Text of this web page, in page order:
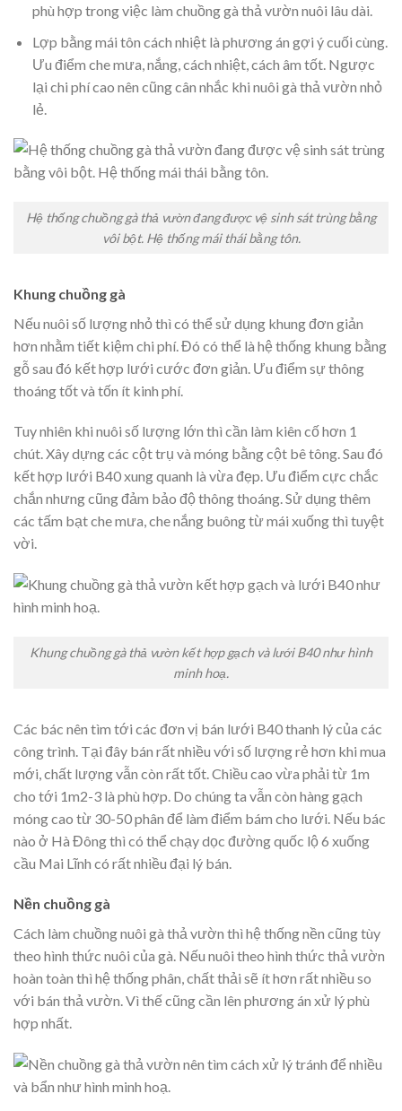
phù hợp trong việc làm chuồng gà thả vườn nuôi lâu dài.
Lợp bằng mái tôn cách nhiệt là phương án gợi ý cuối cùng.
Ưu điểm che mưa, nắng, cách nhiệt, cách âm tốt. Ngược
lại chi phí cao nên cũng cân nhắc khi nuôi gà thả vườn nhỏ
lẻ.
Hệ thống chuồng gà thả vườn đang được vệ sinh sát trùng bằng
vôi bột. Hệ thống mái thái bằng tôn.
Khung chuồng gà
Nếu nuôi số lượng nhỏ thì có thể sử dụng khung đơn giản
hơn nhằm tiết kiệm chi phí. Đó có thể là hệ thống khung bằng
gỗ sau đó kết hợp lưới cước đơn giản. Ưu điểm sự thông
thoáng tốt và tốn ít kinh phí.
Tuy nhiên khi nuôi số lượng lớn thì cần làm kiên cố hơn 1
chút. Xây dựng các cột trụ và móng bằng cột bê tông. Sau đó
kết hợp lưới B40 xung quanh là vừa đẹp. Ưu điểm cực chắc
chắn nhưng cũng đảm bảo độ thông thoáng. Sử dụng thêm
các tấm bạt che mưa, che nắng buông từ mái xuống thì tuyệt
vời.
Khung chuồng gà thả vườn kết hợp gạch và lưới B40 như hình
minh hoạ.
Các bác nên tìm tới các đơn vị bán lưới B40 thanh lý của các
công trình. Tại đây bán rất nhiều với số lượng rẻ hơn khi mua
mới, chất lượng vẫn còn rất tốt. Chiều cao vừa phải từ 1m
cho tới 1m2-3 là phù hợp. Do chúng ta vẫn còn hàng gạch
móng cao từ 30-50 phân để làm điểm bám cho lưới. Nếu bác
nào ở Hà Đông thì có thể chạy dọc đường quốc lộ 6 xuống
cầu Mai Lĩnh có rất nhiều đại lý bán.
Nền chuồng gà
Cách làm chuồng nuôi gà thả vườn thì hệ thống nền cũng tùy
theo hình thức nuôi của gà. Nếu nuôi theo hình thức thả vườn
hoàn toàn thì hệ thống phân, chất thải sẽ ít hơn rất nhiều so
với bán thả vườn. Vì thế cũng cần lên phương án xử lý phù
hợp nhất.